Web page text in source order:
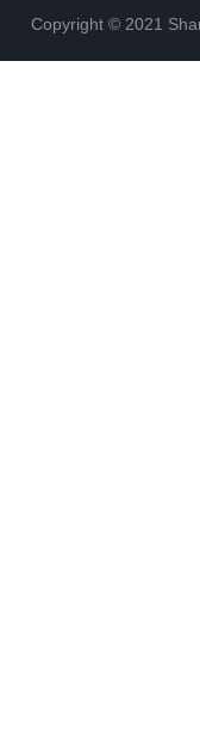
Copyright © 2021